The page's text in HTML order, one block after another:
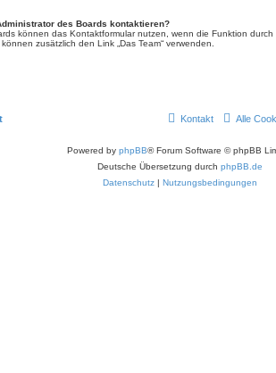
des Boards kontaktieren?
können das Kontaktformular nutzen, wenn die Funktion
zusätzlich den Link „Das Team“ verwenden.
Alle
Kontakt
Powered by phpBB® Forum Software © phpBB
Deutsche Übersetzung durch phpBB.de
Datenschutz | Nutzungsbedingungen